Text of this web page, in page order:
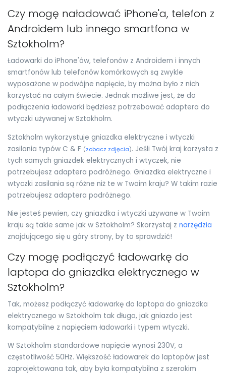
Czy mogę naładować iPhone'a, telefon z
Androidem lub innego smartfona w
Sztokholm?
Ładowarki do iPhone'ów, telefonów z Androidem i innych
smartfonów lub telefonów komórkowych są zwykle
wyposażone w podwójne napięcie, by można było z nich
korzystać na całym świecie. Jednak możliwe jest, że do
podłączenia ładowarki będziesz potrzebować adaptera do
wtyczki używanej w Sztokholm.
Sztokholm wykorzystuje gniazdka elektryczne i wtyczki
zasilania typów C & F (zobacz zdjęcia). Jeśli Twój kraj korzysta z
tych samych gniazdek elektrycznych i wtyczek, nie
potrzebujesz adaptera podróżnego. Gniazdka elektryczne i
wtyczki zasilania są różne niż te w Twoim kraju? W takim razie
potrzebujesz adaptera podróżnego.
Nie jesteś pewien, czy gniazdka i wtyczki używane w Twoim
kraju są takie same jak w Sztokholm? Skorzystaj z narzędzia
znajdującego się u góry strony, by to sprawdzić!
Czy mogę podłączyć ładowarkę do
laptopa do gniazdka elektrycznego w
Sztokholm?
Tak, możesz podłączyć ładowarkę do laptopa do gniazdka
elektrycznego w Sztokholm tak długo, jak gniazdo jest
kompatybilne z napięciem ładowarki i typem wtyczki.
W Sztokholm standardowe napięcie wynosi 230V, a
częstotliwość 50Hz. Większość ładowarek do laptopów jest
zaprojektowana tak, aby była kompatybilna z szerokim